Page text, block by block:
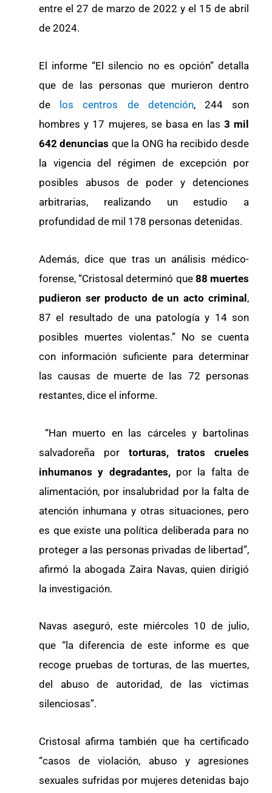
entre el 27 de marzo de 2022 y el 15 de abril
de 2024.
El informe “El silencio no es opción” detalla
que de las personas que murieron dentro
de los centros de detención, 244 son
hombres y 17 mujeres, se basa en las 3 mil
642 denuncias que la ONG ha recibido desde
la vigencia del régimen de excepción por
posibles abusos de poder y detenciones
arbitrarias, realizando un estudio a
profundidad de mil 178 personas detenidas.
Además, dice que tras un análisis médico-
forense, “Cristosal determinó que88 muertes
pudieron ser producto de un acto criminal,
87 el resultado de una patología y 14 son
posibles muertes violentas.” No se cuenta
con información suficiente para determinar
las causas de muerte de las 72 personas
restantes, dice el informe.
“Han muerto en las cárceles y bartolinas
salvadoreña portorturas, tratos crueles
inhumanos y degradantes,por la falta de
alimentación, por insalubridad por la falta de
atención inhumana y otras situaciones, pero
es que existe una política deliberada para no
proteger a las personas privadas de libertad”,
afirmó la abogada Zaira Navas, quien dirigió
la investigación.
Navas aseguró, este miércoles 10 de julio,
que “la diferencia de este informe es que
recoge pruebas de torturas, de las muertes,
del abuso de autoridad, de las victimas
silenciosas”.
Cristosal afirma también que ha certificado
“casos de violación, abuso y agresiones
sexuales sufridas por mujeres detenidas bajo